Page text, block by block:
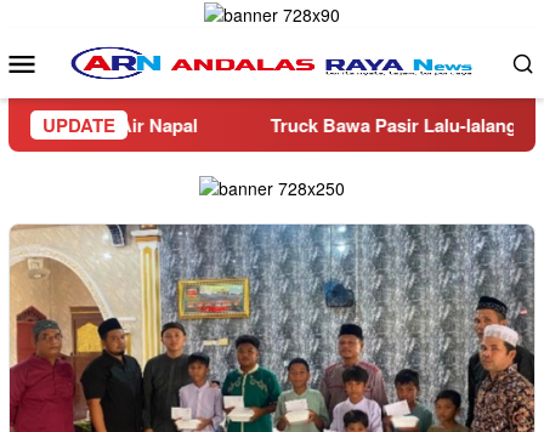
konten
Menu
Mobile
UPDATE
Air Napal Truck Bawa Pasir Lalu-lalang di Jalan